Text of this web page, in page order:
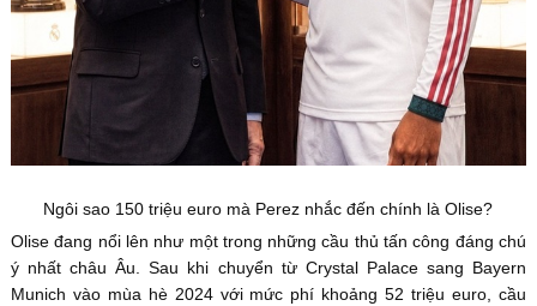
Ngôi sao 150 triệu euro mà Perez nhắc đến chính là Olise?
Olise đang nổi lên như một trong những cầu thủ tấn công đáng chú
ý nhất châu Âu. Sau khi chuyển từ Crystal Palace sang Bayern
Munich vào mùa hè 2024 với mức phí khoảng 52 triệu euro, cầu